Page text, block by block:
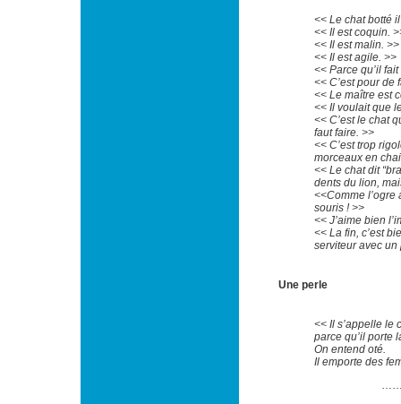
<< Le chat botté
<< Il est coquin.
<< Il est malin. >>
<< Il est agile. >>
<< Parce qu’il
<< C’est pour de
<< Le maître est
<< Il voulait que
<< C’est le chat
faut faire. >>
<< C’est trop
morceaux en
<< Le chat dit
dents du lion,
<<Comme l’ogre
souris ! >>
<< J’aime bien
<< La fin, c’est
serviteur avec un
Une perle
<< Il s’appelle le
parce qu’il porte
On entend oté.
Il emporte des